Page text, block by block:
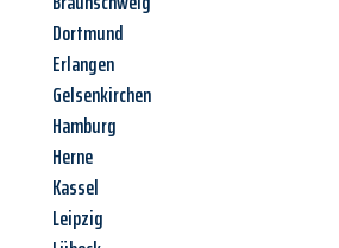
Dortmund
Erlangen
Gelsenkirchen
Hamburg
Herne
Kassel
Leipzig